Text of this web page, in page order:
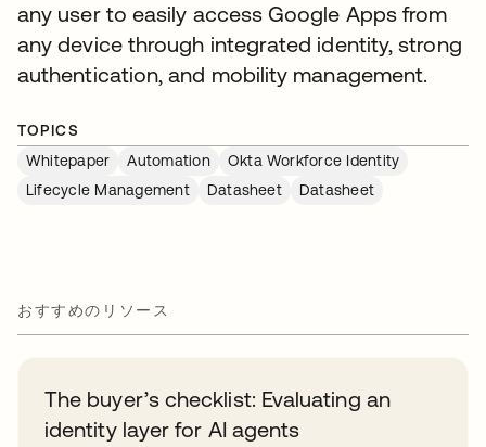
any user to easily access Google Apps from
any device through integrated identity, strong
authentication, and mobility management.
TOPICS
Whitepaper
Automation
Okta Workforce Identity
Lifecycle Management
Datasheet Datasheet
おすすめのリソース
The buyer’s checklist: Evaluating an
identity layer for AI agents